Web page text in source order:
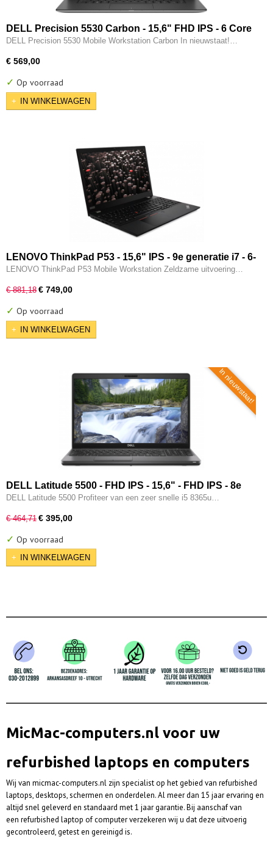
DELL Precision 5530 Carbon - 15,6" FHD IPS - 6 Core
- 8e generatie i7 - 32GB - 512GB SSD - Thunderbolt -
DELL Precision 5530 Mobile Workstation Carbon In nieuwstaat!…
€ 569,00
✓ Op voorraad
IN WINKELWAGEN
LENOVO ThinkPad P53 - 15,6" IPS - 9e generatie i7 - 6-
CORE - 16GB - 256GB SSD - 2x Thunderbolt - Nvidia
LENOVO ThinkPad P53 Mobile Workstation Zeldzame uitvoering…
€ 881,18 € 749,00
✓ Op voorraad
IN WINKELWAGEN
In nieuwstaat!
DELL Latitude 5500 - FHD IPS - 15,6" - FHD IPS - 8e
generatie i5 - 16GB - 256GB SSD - Type-C - Intel UHD -
DELL Latitude 5500 Profiteer van een zeer snelle i5 8365u…
€ 464,71 € 395,00
✓ Op voorraad
IN WINKELWAGEN
MicMac-computers.nl voor uw
refurbished laptops en computers
Wij van micmac-computers.nl zijn specialist op het gebied van refurbished
laptops, desktops, schermen en onderdelen. Al meer dan 15 jaar ervaring en
altijd snel geleverd en standaard met 1 jaar garantie. Bij aanschaf van
een refurbished laptop of computer verzekeren wij u dat deze uitvoerig
gecontroleerd, getest en gereinigd is.